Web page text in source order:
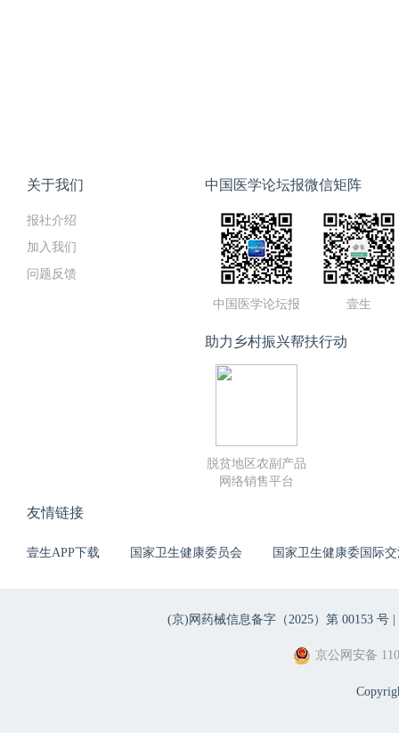
关于我们
报社介绍
加入我们
问题反馈
中国医学论坛报微信矩阵
中国医学论坛报 壹生
助力乡村振兴帮扶行动
脱贫地区农副产品
网络销售平台
友情链接
壹生APP下载 国家卫生健康委员会 国家卫生健康委国际
(京)网药械信息备字（2025）第 00153 号 |
京公网安备